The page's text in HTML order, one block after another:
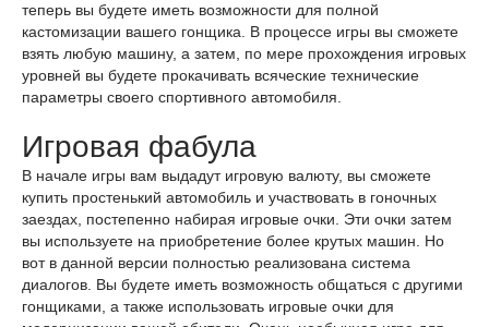
теперь вы будете иметь возможности для полной
кастомизации вашего гонщика. В процессе игры вы сможете
взять любую машину, а затем, по мере прохождения игровых
уровней вы будете прокачивать всяческие технические
параметры своего спортивного автомобиля.
Игровая фабула
В начале игры вам выдадут игровую валюту, вы сможете
купить простенький автомобиль и участвовать в гоночных
заездах, постепенно набирая игровые очки. Эти очки затем
вы используете на приобретение более крутых машин. Но
вот в данной версии полностью реализована система
диалогов. Вы будете иметь возможность общаться с другими
гонщиками, а также использовать игровые очки для